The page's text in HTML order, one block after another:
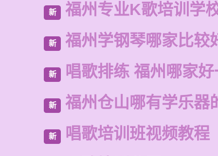
新 福州专业K歌培训学
新 福州学钢琴哪家比较
新 唱歌排练 福州哪家
新 福州仓山哪有学乐器
新 唱歌培训班视频教程